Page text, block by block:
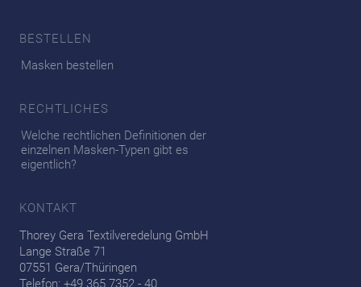
BESTELLEN
Masken bestellen
RECHTLICHES
Welche rechtlichen Definitionen der
einzelnen Masken-Typen gibt es
eigentlich?
KONTAKT
Thorey Gera Textilveredelung GmbH
Lange Straße 71
07551 Gera/Thüringen